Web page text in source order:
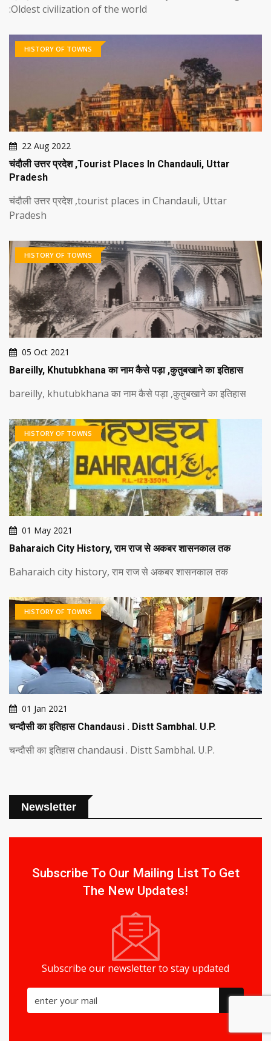
:Oldest civilization of the world
HISTORY OF TOWNS
22 Aug 2022
चंदौली उत्तर प्रदेश ,tourist Places In Chandauli, Uttar
Pradesh
चंदौली उत्तर प्रदेश ,tourist places in Chandauli, Uttar
Pradesh
HISTORY OF TOWNS
05 Oct 2021
Bareilly, Khutubkhana का नाम कैसे पड़ा ,कुतुबखाने का इतिहास
bareilly, khutubkhana का नाम कैसे पड़ा ,कुतुबखाने का इतिहास
HISTORY OF TOWNS
01 May 2021
Baharaich City History, राम राज से अकबर शासनकाल तक
Baharaich city history, राम राज से अकबर शासनकाल तक
HISTORY OF TOWNS
01 Jan 2021
चन्दौसी का इतिहास Chandausi . Distt Sambhal. U.P.
चन्दौसी का इतिहास chandausi . Distt Sambhal. U.P.
Newsletter
Subscribe To Our Mailing List To Get
The New Updates!
Subscribe our newsletter to stay updated